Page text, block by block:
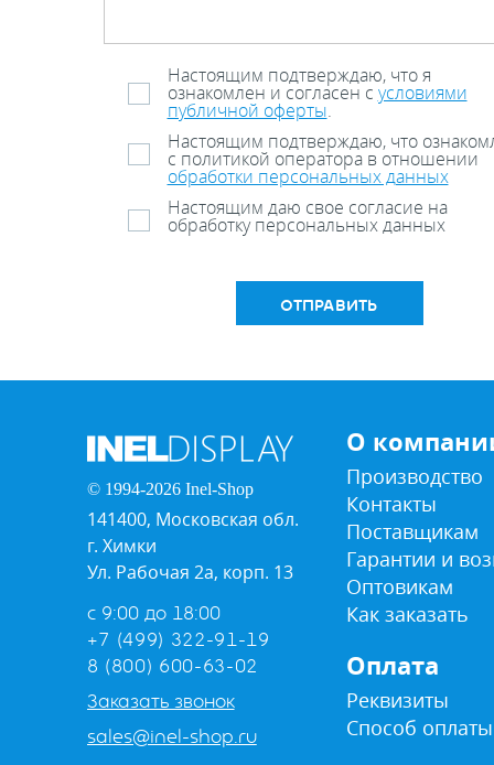
Настоящим подтверждаю, что я
ознакомлен и согласен с условиями
публичной оферты.
Настоящим подтверждаю, что
с политикой оператора в отношении
обработки персональных данных
Настоящим даю свое согласие на
обработку персональных данных
ОТПРАВИТЬ
© 1994-2026 Inel-Shop
141400, Московская обл.
г. Химки
Ул. Рабочая 2а, корп. 13
с 9:00 до 18:00
+7 (499) 322-91-19
8 (800) 600-63-02
Заказать звонок
sales@inel-shop.ru
О
Производство
Контакты
Поставщикам
Гарантии и
Оптовикам
Как заказать
Оплата
Реквизиты
Способ оплаты